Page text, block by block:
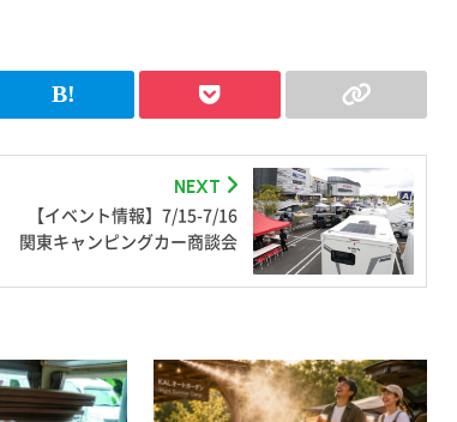
NEXT
【イベント情報】7/15-7/16
関東キャンピングカー商談会